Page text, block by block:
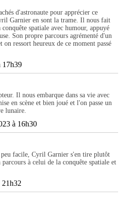
d'astronaute pour apprécier ce
Garnier en sont la trame. Il nous fait
spatiale avec humour, appuyé
Son propre parcours agrémenté d'un
ressort heureux de ce moment passé
17h39
Il nous embarque dans sa vie avec
en scène et bien joué et l'on passe un
lunaire.
à 16h30
facile, Cyril Garnier s'en tire plutôt
à celui de la conquête spatiale et
21h32